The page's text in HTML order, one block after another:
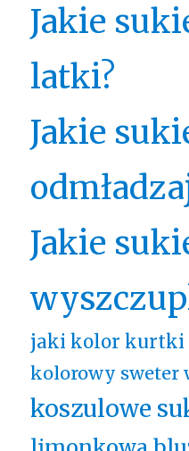
Jakie
latki?
Jakie
Jakie
jaki kolor kurtki
kolorowy sweter
koszulowe